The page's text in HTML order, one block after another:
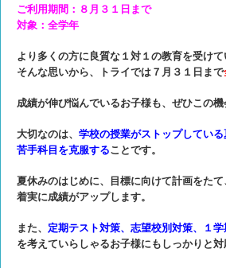
ご利用期間：８月３１日まで
対象：全学年
より多くの方に良質な１対１の教育を受けて
そんな思いから、
トライでは７月３１日まで
成績が伸び悩んでいるお子様も、ぜひこの
大切なのは、 学校の授業がストップしてい
苦手科目を克服することです。
夏休みのはじめに、目標に向けて計画をた
着実に成績がアップします。
また、 定期テスト対策、志望校別対策、１
を考えていらしゃるお子様にもしっかりと対